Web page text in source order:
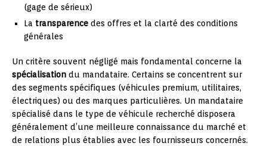
(gage de sérieux)
La transparence des offres et la clarté des conditions
générales
Un critère souvent négligé mais fondamental concerne la
spécialisation du mandataire. Certains se concentrent sur
des segments spécifiques (véhicules premium, utilitaires,
électriques) ou des marques particulières. Un mandataire
spécialisé dans le type de véhicule recherché disposera
généralement d’une meilleure connaissance du marché et
de relations plus établies avec les fournisseurs concernés.